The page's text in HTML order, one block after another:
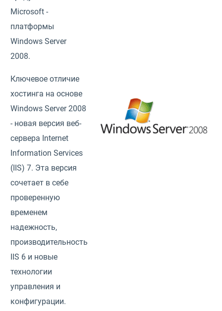
Microsoft -
платформы
Windows Server
2008.
Ключевое отличие
хостинга на основе
Windows Server 2008
- новая версия веб-
сервера Internet
Information Services
(IIS) 7. Эта версия
сочетает в себе
проверенную
временем
надежность,
производительность
IIS 6 и новые
технологии
управления и
конфигурации.